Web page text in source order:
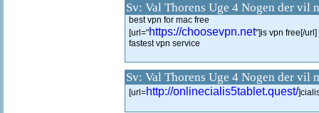
Sv: Val Thorens Uge 4 Nogen der vil
best vpn for mac free
[url="https://choosevpn.net"]is vpn free[/url]
fastest vpn service
Sv: Val Thorens Uge 4 Nogen der vil
[url=http://onlinecialis5tablet.quest/